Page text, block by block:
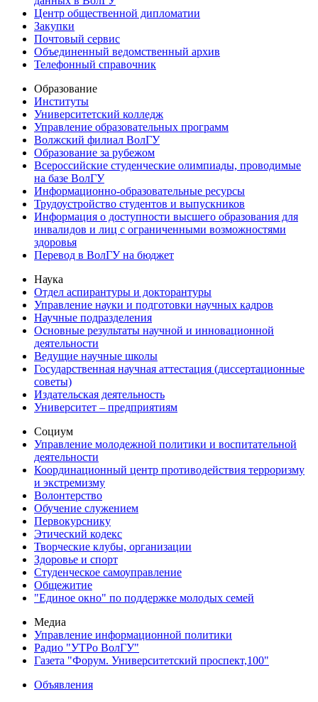
Центр общественной дипломатии
Закупки
Почтовый сервис
Объединенный ведомственный архив
Телефонный справочник
Образование
Институты
Университетский колледж
Управление образовательных программ
Волжский филиал ВолГУ
Образование за рубежом
Всероссийские студенческие олимпиады, проводимые
на базе ВолГУ
Информационно-образовательные ресурсы
Трудоустройство студентов и выпускников
Информация о доступности высшего образования для
инвалидов и лиц с ограниченными возможностями
здоровья
Перевод в ВолГУ на бюджет
Наука
Отдел аспирантуры и докторантуры
Управление науки и подготовки научных кадров
Научные подразделения
Основные результаты научной и инновационной
деятельности
Ведущие научные школы
Государственная научная аттестация (диссертационные
советы)
Издательская деятельность
Университет – предприятиям
Социум
Управление молодежной политики и воспитательной
деятельности
Координационный центр противодействия терроризму
и экстремизму
Волонтерство
Обучение служением
Первокурснику
Этический кодекс
Творческие клубы, организации
Здоровье и спорт
Студенческое самоуправление
Общежитие
"Единое окно" по поддержке молодых семей
Медиа
Управление информационной политики
Радио "УТРо ВолГУ"
Газета "Форум. Университетский проспект,100"
Объявления